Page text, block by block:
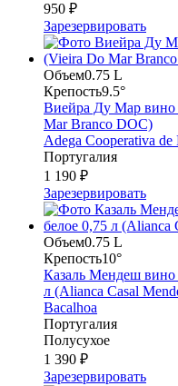
950 ₽
Зарезервировать
Объем0.75 L
Крепость9.5°
Виейра Ду Мар вино
Mar Branco DOC)
Adega Cooperativa de
Португалия
1 190 ₽
Зарезервировать
Объем0.75 L
Крепость10°
Казаль Мендеш вино
л (Alianca Casal
Bacalhoa
Португалия
Полусухое
1 390 ₽
Зарезервировать